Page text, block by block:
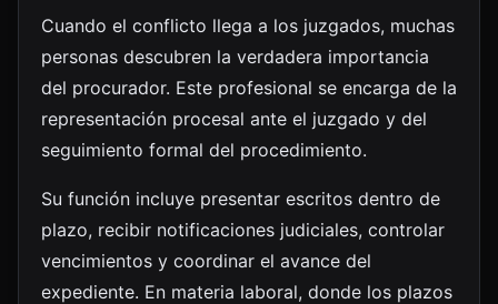
Cuando el conflicto llega a los juzgados, muchas
personas descubren la verdadera importancia
del procurador. Este profesional se encarga de la
representación procesal ante el juzgado y del
seguimiento formal del procedimiento.
Su función incluye presentar escritos dentro de
plazo, recibir notificaciones judiciales, controlar
vencimientos y coordinar el avance del
expediente. En materia laboral, donde los plazos